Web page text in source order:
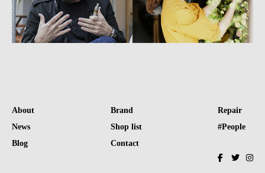
About
News
Blog
Brand
Shop list
Contact
Repair
#People